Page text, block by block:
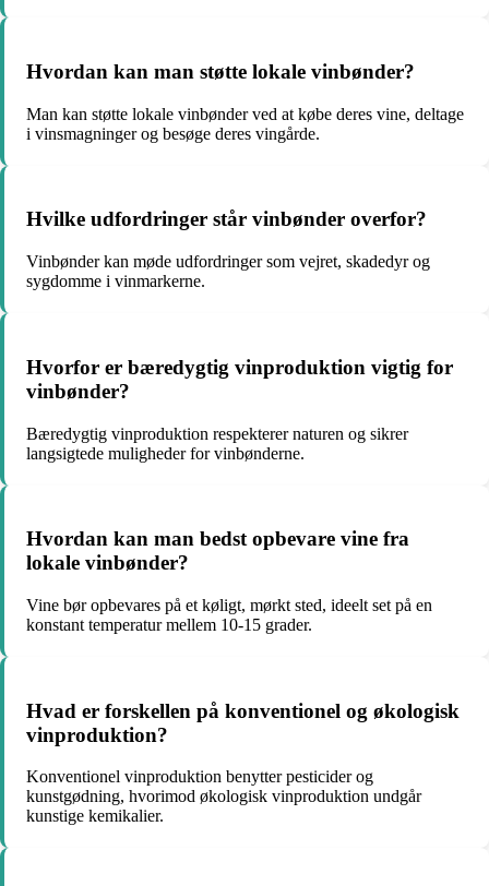
Hvordan kan man støtte lokale vinbønder?
Man kan støtte lokale vinbønder ved at købe deres vine, deltage
i vinsmagninger og besøge deres vingårde.
Hvilke udfordringer står vinbønder overfor?
Vinbønder kan møde udfordringer som vejret, skadedyr og
sygdomme i vinmarkerne.
Hvorfor er bæredygtig vinproduktion vigtig for
vinbønder?
Bæredygtig vinproduktion respekterer naturen og sikrer
langsigtede muligheder for vinbønderne.
Hvordan kan man bedst opbevare vine fra
lokale vinbønder?
Vine bør opbevares på et køligt, mørkt sted, ideelt set på en
konstant temperatur mellem 10-15 grader.
Hvad er forskellen på konventionel og økologisk
vinproduktion?
Konventionel vinproduktion benytter pesticider og
kunstgødning, hvorimod økologisk vinproduktion undgår
kunstige kemikalier.